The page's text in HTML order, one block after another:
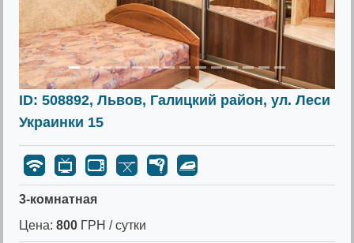
ID: 508892, Львов, Галицкий район, ул. Леси
Украинки 15
3-комнатная
Цена: 800 ГРН / сутки